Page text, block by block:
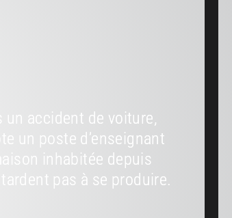
un accident de voiture,
un poste d’enseignant
inhabitée depuis
pas à se produire.